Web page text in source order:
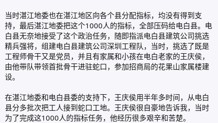
当时湛江地委也在湛江地区向各个县分配指标，均没有得到支
持，最后湛江地委把这个1000人的指标，全部压码给电白县。电
白县无奈地接受了这个政治任务，随即指派电白县建筑公司挑选
精兵强将，组建电白县建筑公司深圳工程队，当时，挑选了既是
工程师骨干又是党员，并且有家属和小孩在电白老家的王庆侯，
由他带队带领首批骨干进驻蛇口，参加招商局的花果山家属楼建
设。
在湛江地委和电白县委的支持下，王庆侯用半年多时间，从电白
县分多批次把工人接到蛇口工地。王庆侯很自豪地告诉我，当时
为了完成这1000人的指标任务，他经历很多艰辛和苦楚。